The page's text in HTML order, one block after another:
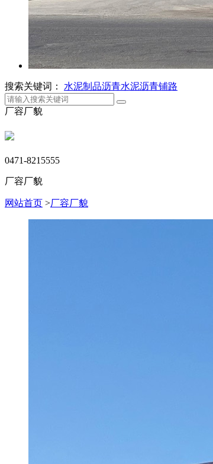
搜索关键词： 水泥制品沥青水泥沥青铺路
厂容厂貌
0471-8215555
厂容厂貌
网站首页 >厂容厂貌